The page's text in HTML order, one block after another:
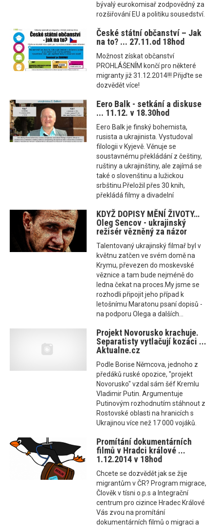
bývalý eurokomisař zodpovědný za
rozšiřování EU a politiku sousedství.
České státní občanství – Jak
na to? ... 27.11.od 18hod
Možnost získat občanství
PROHLÁŠENÍM končí pro některé
migranty již 31.12.2014!!! Přijďte se
dozvědět více!
Eero Balk - setkání a diskuse
... 11.12. v 18.30hod
Eero Balk je finský bohemista,
rusista a ukrajinista. Vystudoval
filologii v Kyjevě. Věnuje se
soustavnému překládání z češtiny,
ruštiny a ukrajinštiny, ale zajímá se
také o slovenštinu a lužickou
srbštinu.Přeložil přes 30 knih,
překládá filmy a divadelní
KDYŽ DOPISY MĚNÍ ŽIVOTY…
Oleg Sencov - ukrajinský
režisér vězněný za názor
Talentovaný ukrajinský filmař byl v
květnu zatčen ve svém domě na
Krymu, převezen do moskevské
věznice a tam bude nejméně do
ledna čekat na proces.My jsme se
rozhodli připojit jeho případ k
letošnímu Maratonu psaní dopisů -
na podporu Olega a dalších...
Projekt Novorusko krachuje.
Separatisty vytlačují kozáci ...
Aktualne.cz
Podle Borise Němcova, jednoho z
předáků ruské opozice, "projekt
Novorusko" vzdal sám šéf Kremlu
Vladimir Putin. Argumentuje
Putinovým rozhodnutím stáhnout z
Rostovské oblasti na hranicích s
Ukrajinou více než 17 000 vojáků.
Promítání dokumentárních
filmů v Hradci králové ...
1.12.2014 v 18hod
Chcete se dozvědět jak se žije
migrantům v ČR? Program migrace,
Člověk v tísni o.p.s a Integrační
centrum pro cizince Hradec Králové
Vás zvou na promítání
dokumentárních filmů o migraci a